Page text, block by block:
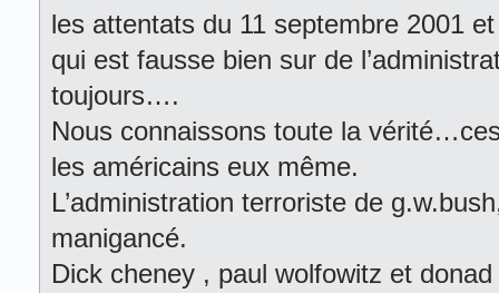
les attentats du 11 septembre 2001
qui est fausse bien sur de
toujours….
Nous connaissons toute la
les américains eux même.
L’administration terroriste de
manigancé.
Dick cheney , paul wolfowitz et